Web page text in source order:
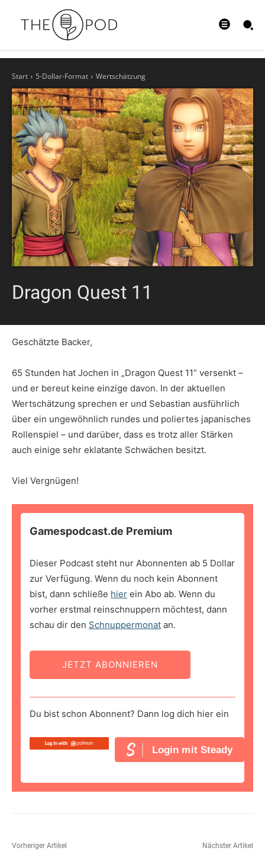
Start 5-Dollar-Format Wertschätzung
Dragon Quest 11
Geschätzte Backer,
65 Stunden hat Jochen in „Dragon Quest 11“ versenkt –
und er bereut keine einzige davon. In der aktuellen
Wertschätzung sprechen er und Sebastian ausführlich
über ein ungewöhnlich rundes und poliertes japanisches
Rollenspiel – und darüber, dass es trotz aller Stärken
auch einige sehr eklatante Schwächen besitzt.
Viel Vergnügen!
Gamespodcast.de Premium
Dieser Podcast steht nur Abonnenten ab 5 Dollar
zur Verfügung. Wenn du noch kein Abonnent
bist, dann schließe hier ein Abo ab. Wenn du
vorher erstmal reinschnuppern möchtest, dann
schau dir den Schnuppermonat an.
JETZT ABONNIEREN
Du bist schon Abonnent? Dann log dich hier ein
Login mit Steady
Vorheriger Artikel Nächster Artikel